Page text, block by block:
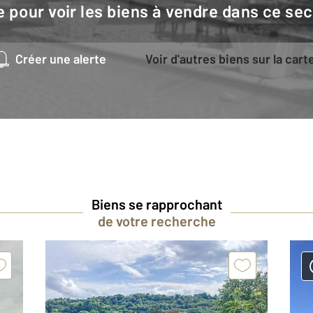
pour voir les biens à vendre dans ce
Créer une alerte Voir d'autres biens sur la
Biens se rapprochant
de votre recherche